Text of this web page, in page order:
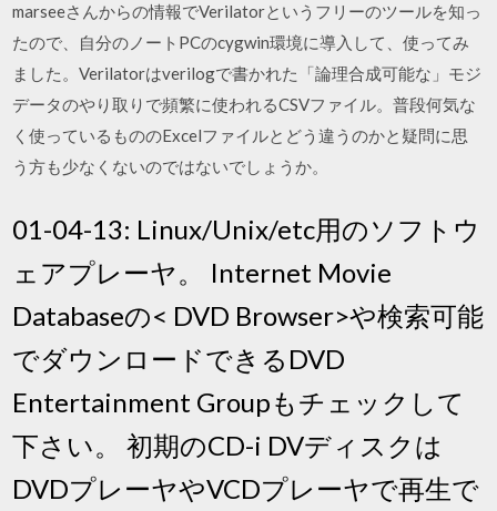
marseeさんからの情報でVerilatorというフリーのツールを知っ
たので、自分のノートPCのcygwin環境に導入して、使ってみ
ました。Verilatorはverilogで書かれた「論理合成可能な」モジ
データのやり取りで頻繁に使われるCSVファイル。普段何気な
く使っているもののExcelファイルとどう違うのかと疑問に思
う方も少なくないのではないでしょうか。
01-04-13: Linux/Unix/etc用のソフトウ
ェアプレーヤ。 Internet Movie
Databaseの< DVD Browser>や検索可能
でダウンロードできるDVD
Entertainment Groupもチェックして
下さい。 初期のCD-i DVディスクは
DVDプレーヤやVCDプレーヤで再生で